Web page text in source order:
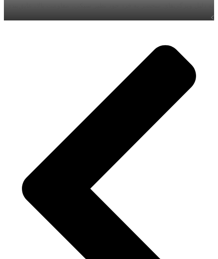
حرارتی و صوتی، و سازگاری با محیط زیست، به سرعت جایگاه ویژه‌ای در